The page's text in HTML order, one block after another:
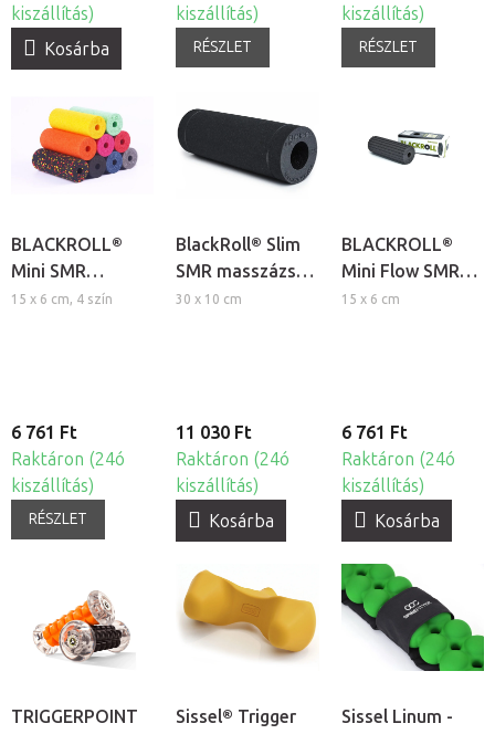
kiszállítás)
Kosárba
kiszállítás)
RÉSZLET
kiszállítás)
RÉSZLET
BLACKROLL®
Mini SMR
masszázs henger
15 x 6 cm, 4 szín
6 761 Ft
Raktáron (24ó
kiszállítás)
RÉSZLET
BlackRoll® Slim
SMR masszázs
henger
30 x 10 cm
11 030 Ft
Raktáron (24ó
kiszállítás)
Kosárba
BLACKROLL®
Mini Flow SMR
masszázs henger
15 x 6 cm
6 761 Ft
Raktáron (24ó
kiszállítás)
Kosárba
TRIGGERPOINT
Sissel® Trigger
Sissel Linum -